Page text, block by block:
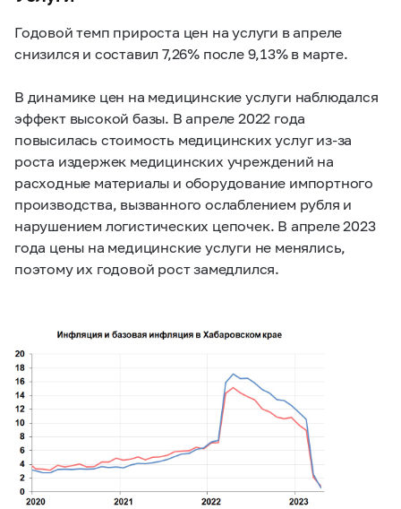
Годовой темп прироста цен на услуги в апреле
снизился и составил 7,26% после 9,13% в марте.
В динамике цен на медицинские услуги наблюдался
эффект высокой базы. В апреле 2022 года
повысилась стоимость медицинских услуг из-за
роста издержек медицинских учреждений на
расходные материалы и оборудование импортного
производства, вызванного ослаблением рубля и
нарушением логистических цепочек. В апреле 2023
года цены на медицинские услуги не менялись,
поэтому их годовой рост замедлился.